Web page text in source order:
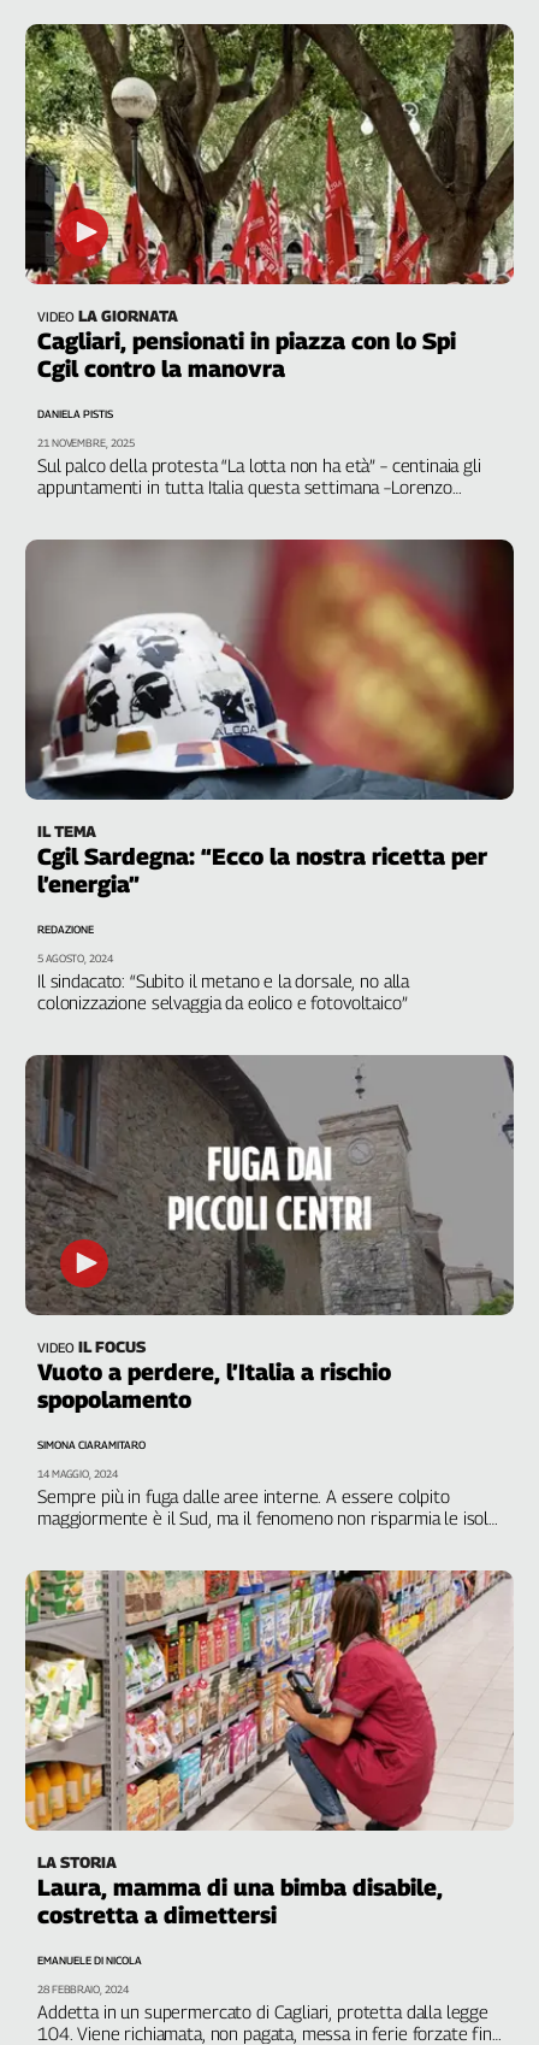
VIDEO LA GIORNATA
Cagliari, pensionati in piazza con lo Spi
Cgil contro la manovra
Sul palco della protesta “La lotta non ha età” – centinaia gli
appuntamenti in tutta Italia questa settimana –Lorenzo
DANIELA PISTIS
21 NOVEMBRE, 2025
IL TEMA
Cgil Sardegna: “Ecco la nostra ricetta per
l’energia”
Il sindacato: “Subito il metano e la dorsale, no alla
colonizzazione selvaggia da eolico e fotovoltaico”
REDAZIONE
5 AGOSTO, 2024
VIDEO IL FOCUS
Vuoto a perdere, l’Italia a rischio
spopolamento
Sempre più in fuga dalle aree interne. A essere colpito
maggiormente è il Sud, ma il fenomeno non risparmia le isole
SIMONA CIARAMITARO
14 MAGGIO, 2024
LA STORIA
Laura, mamma di una bimba disabile,
costretta a dimettersi
Addetta in un supermercato di Cagliari, protetta dalla legge
104. Viene richiamata, non pagata, messa in ferie forzate fino
EMANUELE DI NICOLA
28 FEBBRAIO, 2024